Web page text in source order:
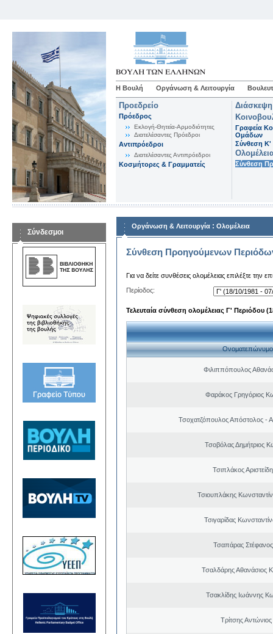
Η Βουλή Οργάνωση & Λειτουργία
Προεδρείο
Πρόεδρος
Εκλογή-Θητεία-Αρμοδιότητες
Διατελέσαντες Πρόεδροι
Αντιπρόεδροι
Διατελέσαντες Αντιπρόεδροι
Κοσμήτορες & Γραμματείς
Γραφεία
Ομάδων
Σύνθεση K'
Σύνθεση
Σύνδεσμοι
Οργάνωση & Λειτουργία : Ολομέλεια
Σύνθεση Προηγούμενων
Για να δείτε συνθέσεις ολομέλειας επιλέξτε την
Περίοδος:
Τελευταία σύνθεση ολομέλειας Γ' Περιόδου
Ονοματεπώνυμο
Φιλιππόπουλος
Φαράκος Γρηγόριος
Τσοχατζόπουλος Απόστολος -
Τσοβόλας Δημήτριος
Τσιπλάκος
Τσιουπλάκης
Τσιγαρίδας
Τσαπάρας
Τσαλδάρης Αθανάσιος
Τσακλίδης Ιωάννης
Τρίτσης